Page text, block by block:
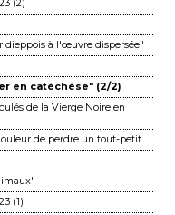
(2)
dieppois à l'œuvre dispersée"
en catéchèse" (2/2)
de la Vierge Noire en
de perdre un tout-petit
(1)